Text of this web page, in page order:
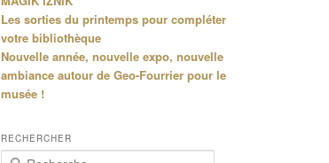
Les sorties du printemps pour compléter
votre bibliothèque
Nouvelle année, nouvelle expo, nouvelle
ambiance autour de Geo-Fourrier pour le
musée !
RECHERCHER